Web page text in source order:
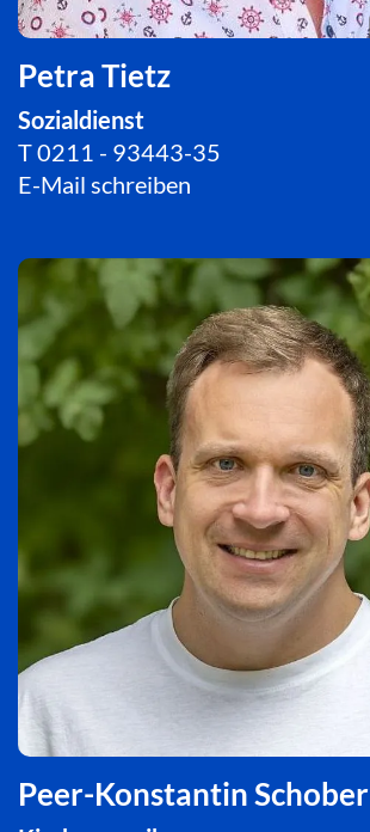
Petra Tietz
Sozialdienst
T0211 - 93443-35
E-Mail schreiben
Peer-Konstantin Schober